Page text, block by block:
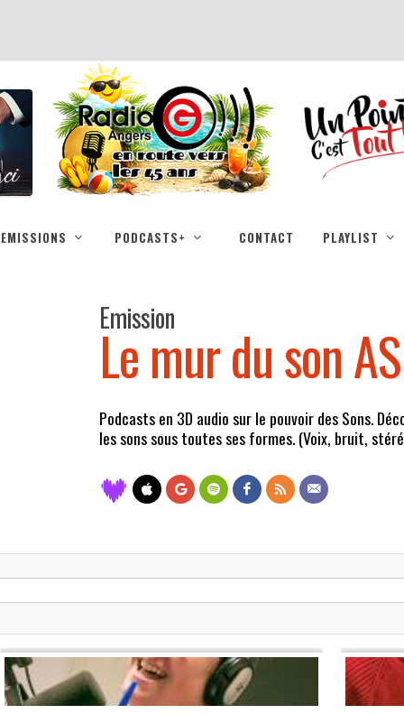
EMISSIONS PODCASTS+ CONTACT PLAYLIST
Emission
Le mur du son
Podcasts en 3D audio sur le pouvoir des Sons.
les sons sous toutes ses formes. (Voix, bruit,